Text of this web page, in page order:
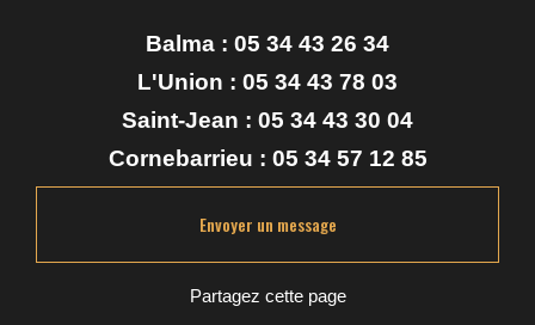
Balma : 05 34 43 26 34
L'Union : 05 34 43 78 03
Saint-Jean : 05 34 43 30 04
Cornebarrieu : 05 34 57 12 85
Envoyer un message
Partagez cette page